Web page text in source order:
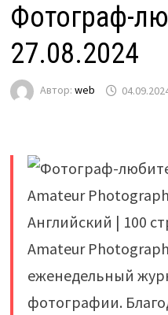
Фотограф-
27.08.2024
Автор: web
Amateur
Английский | 100
Amateur
еженедельный
фотографии.